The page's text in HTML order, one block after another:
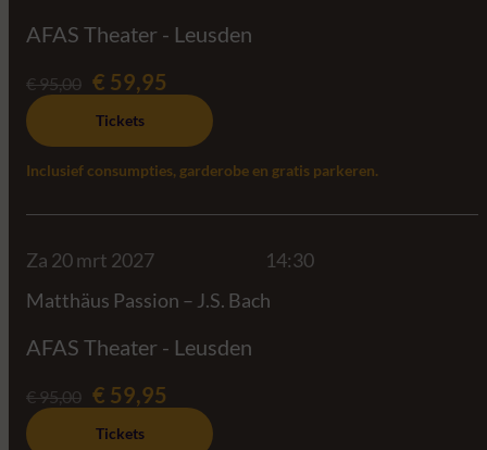
AFAS Theater - Leusden
€ 95,00 € 59,95
Tickets
Inclusief consumpties, garderobe en gratis parkeren.
Za 20 mrt 2027
14:30
Matthäus Passion – J.S. Bach
AFAS Theater - Leusden
€ 95,00 € 59,95
Tickets